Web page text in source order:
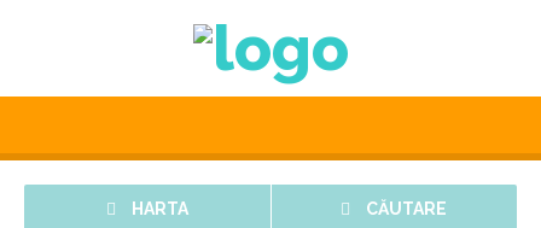
HARTA CĂUTARE